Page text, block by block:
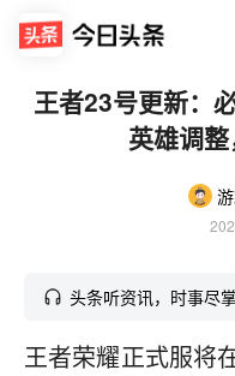
王者23号更新：
英雄调
头条听资讯，时事尽
王者荣耀正式服将